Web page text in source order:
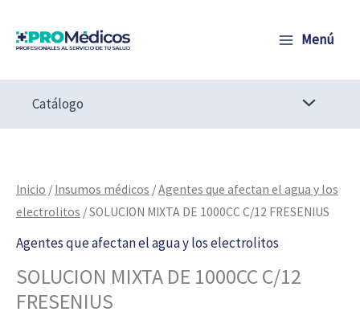
contenido
Menú
Catálogo
Inicio / Insumos médicos /Agentes que afectan el agua y los
electrolitos / SOLUCION MIXTA DE 1000CC C/12 FRESENIUS
Agentes que afectan el agua y los electrolitos
SOLUCION MIXTA DE 1000CC C/12
FRESENIUS
DE
1000CC
FRESENIUS
cantidad